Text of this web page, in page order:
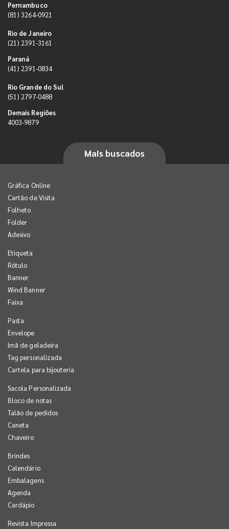
Pernambuco
(81) 3264-0921
Rio de Janeiro
(21) 2391-3161
Paraná
(41) 2391-0834
Rio Grande do Sul
(51) 2797-0488
Demais Regiões
4003-9879
Mais buscados
Gráfica Online
Cartão de Visita
Folheto
Folder
Adesivo
Etiqueta
Rótulo
Banner
Wind Banner
Faixa
Pasta
Envelope
Imã de geladeira
Tag personalizada
Cartela para bijouteria
Sacola Personalizada
Bloco de notas
Talão de pedidos
Caneta
Chaveiro
Brindes
Calendário
Embalagens
Agenda
Cardápio
Revista Impressa